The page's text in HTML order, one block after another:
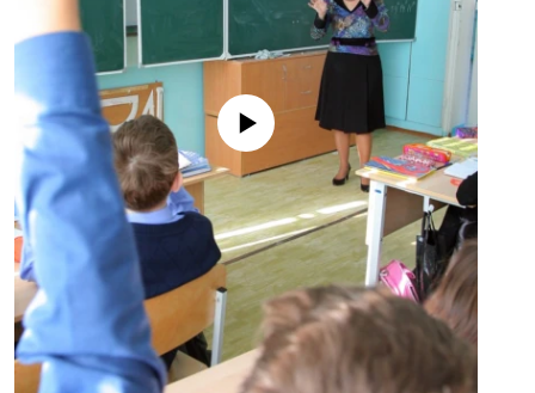
No media source currently available